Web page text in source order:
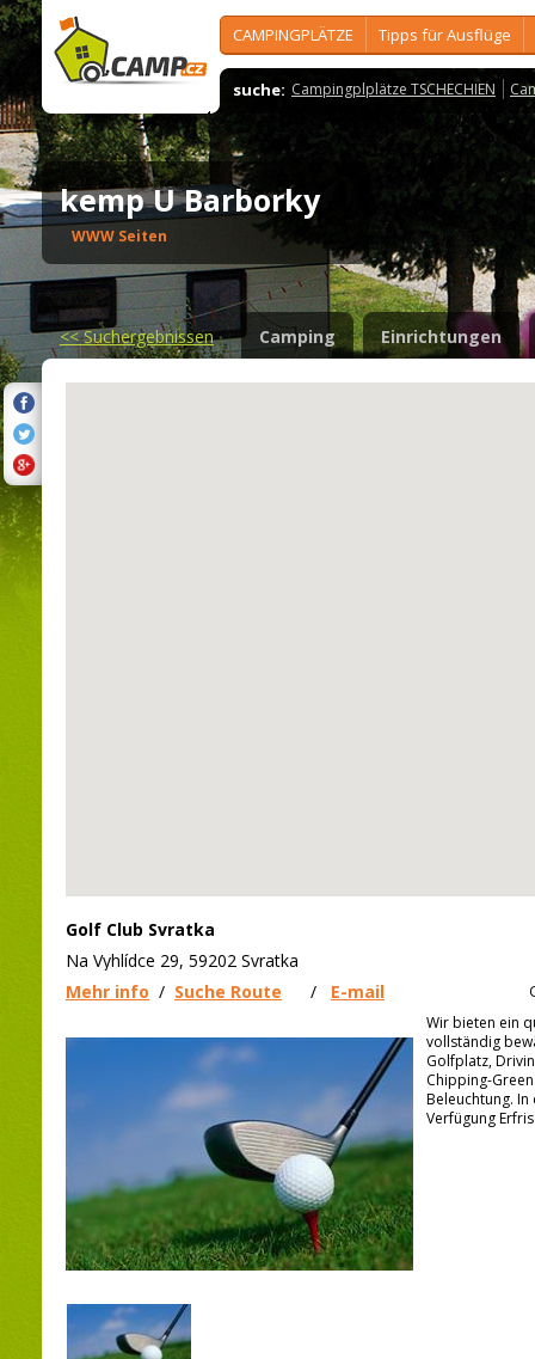
CAMPINGPLÄTZE Tipps für Ausflüge
suche: Campingplplätze TSCHECHIEN
kemp U Barborky
WWW Seiten
<<Suchergebnissen Camping Einrichtungen
Golf Club Svratka
Na Vyhlídce 29, 59202 Svratka
Mehr info / Suche Route / E-mail
Wir bieten ein
vollständig
Golfplatz,
Chipping-
Beleuchtung.
Verfügung